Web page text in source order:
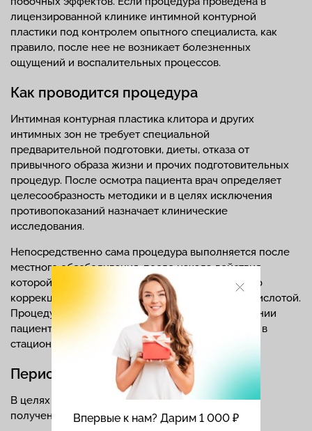
Впервые к нам? Дарим 1 000 ₽
лицензированной клинике интимной контурной
пластики под контролем опытного специалиста, как
правило, после нее не возникает болезненных
ощущений и воспалительных процессов.
Как проводится процедура
Интимная контурная пластика клитора и других
интимных зон не требует специальной
предварительной подготовки, диеты, отказа от
привычного образа жизни и прочих подготовительных
процедур. После осмотра пациента врач определяет
целесообразность методики и в целях исключения
противопоказаний назначает клинические
исследования.
Непосредственно сама процедура выполняется после
местного обезболивания, после начала действия
которой путем инъекции в область, подлежащую
коррекции, вводится препарат с гиалуроновой кислотой.
Процедура длится несколько минут, а по окончании
пациент может сразу идти домой — пребывание в
стационаре не требуется.
Период реабилитации
В целях исключения осложнений и закрепления
полученного эффекта рекомендовано: